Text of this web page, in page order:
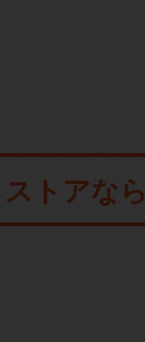
トアなら